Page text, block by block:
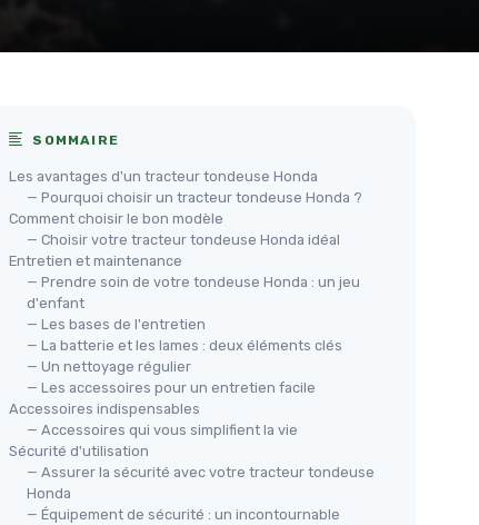
SOMMAIRE
Les avantages d'un tracteur tondeuse Honda
— Pourquoi choisir un tracteur tondeuse Honda ?
Comment choisir le bon modèle
— Choisir votre tracteur tondeuse Honda idéal
Entretien et maintenance
— Prendre soin de votre tondeuse Honda : un jeu
d'enfant
— Les bases de l'entretien
— La batterie et les lames : deux éléments clés
— Un nettoyage régulier
— Les accessoires pour un entretien facile
Accessoires indispensables
— Accessoires qui vous simplifient la vie
Sécurité d'utilisation
— Assurer la sécurité avec votre tracteur tondeuse
Honda
— Équipement de sécurité : un incontournable